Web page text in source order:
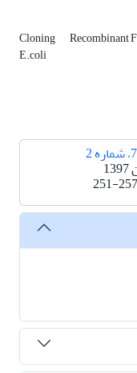
Cloning Recombinant
E.coli
251-257